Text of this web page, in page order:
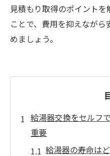
見積もり取得のポイント
ことで、費用を抑えなが
めましょう。
給湯器交換をセルフ
重要
給湯器の寿命は